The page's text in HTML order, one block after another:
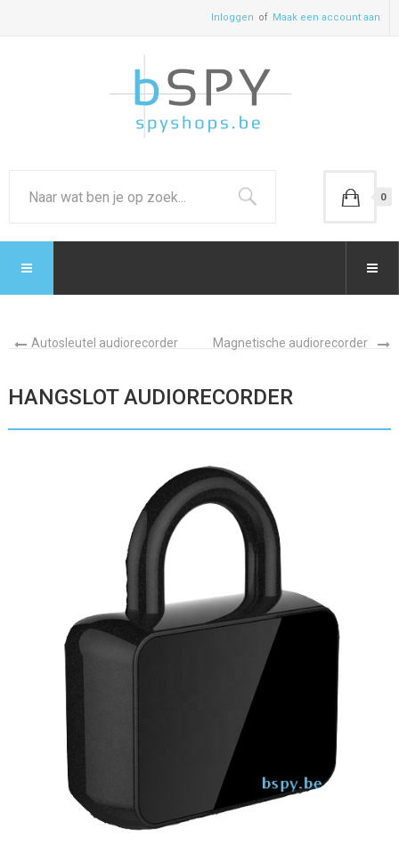
Inloggen Maak een account aan
0
Autosleutel audiorecorder Magnetische audiorecorder
HANGSLOT AUDIORECORDER